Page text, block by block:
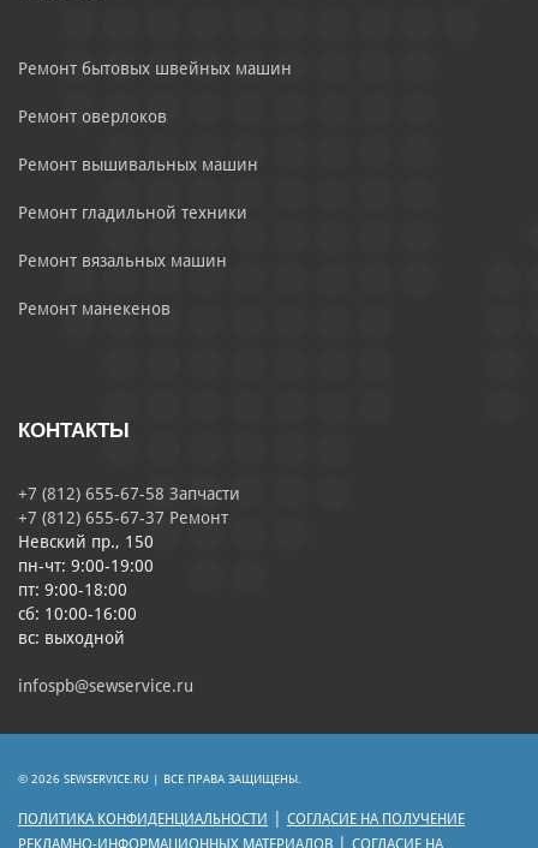
Ремонт бытовых швейных машин
Ремонт оверлоков
Ремонт вышивальных машин
Ремонт гладильной техники
Ремонт вязальных машин
Ремонт манекенов
КОНТАКТЫ
+7 (812) 655-67-58 Запчасти
+7 (812) 655-67-37 Ремонт
Невский пр., 150
пн-чт: 9:00-19:00
пт: 9:00-18:00
сб: 10:00-16:00
вс: выходной
infospb@sewservice.ru
© 2026 SEWSERVICE.RU | ВСЕ ПРАВА ЗАЩИЩЕНЫ.
ПОЛИТИКА КОНФИДЕНЦИАЛЬНОСТИ
СОГЛАСИЕ НА ПОЛУЧЕНИЕ
РЕКЛАМНО-ИНФОРМАЦИОННЫХ МАТЕРИАЛОВ
СОГЛАСИЕ НА